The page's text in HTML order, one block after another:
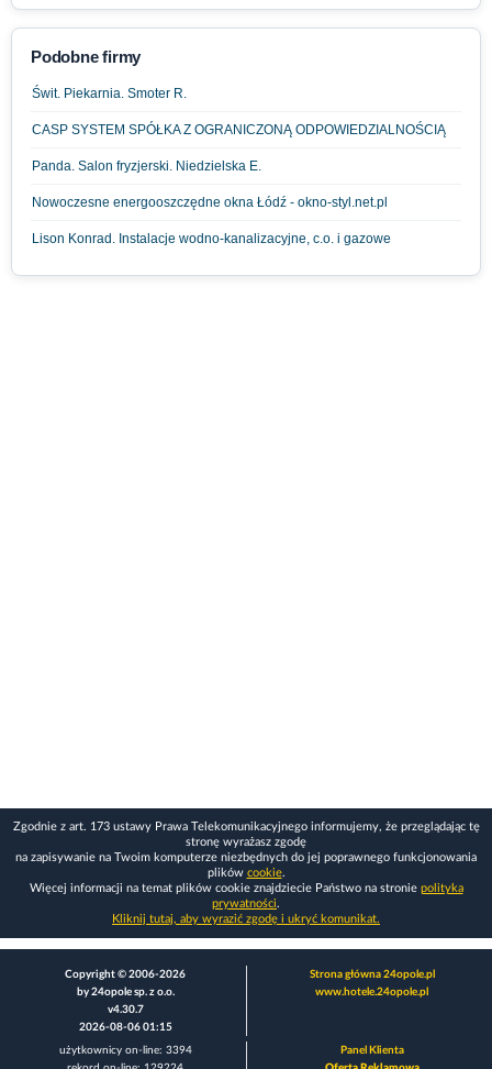
Podobne firmy
Świt. Piekarnia. Smoter R.
CASP SYSTEM SPÓŁKA Z OGRANICZONĄ ODPOWIEDZIALNOŚCIĄ
Panda. Salon fryzjerski. Niedzielska E.
Nowoczesne energooszczędne okna Łódź - okno-styl.net.pl
Lison Konrad. Instalacje wodno-kanalizacyjne, c.o. i gazowe
Zgodnie z art. 173 ustawy Prawa Telekomunikacyjnego informujemy, że przeglądając tę
stronę wyrażasz zgodę
na zapisywanie na Twoim komputerze niezbędnych do jej poprawnego funkcjonowania
plików cookie.
Więcej informacji na temat plików cookie znajdziecie Państwo na stronie polityka
prywatności.
Kliknij tutaj, aby wyrazić zgodę i ukryć komunikat.
Copyright © 2006-2026
by 24opole sp. z o.o.
v4.30.7
2026-08-06 01:15
Strona główna 24opole.pl
www.hotele.24opole.pl
użytkownicy on-line: 3394
Panel Klienta